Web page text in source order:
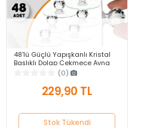
Stok Tükendi
48'lü Güçlü Yapışkanlı Kristal
Başlıklı Dolap Çekmece Ayna
Klozet Kapağı Tutma Kulpu
(0)
229,90 TL
Stok Tükendi